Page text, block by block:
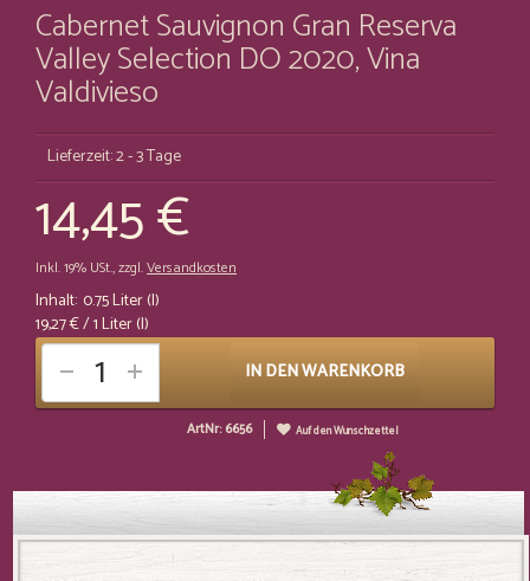
Cabernet Sauvignon Gran Reserva
Valley Selection DO 2020, Vina
Valdivieso
Lieferzeit: 2 - 3 Tage
14,45 €
Inkl. 19% USt.,zzgl.Versandkosten
Inhalt: 0.75 Liter (l)
19,27 €/ 1 Liter (l)
IN DEN WARENKORB
ArtNr: 6656 Auf den Wunschzettel